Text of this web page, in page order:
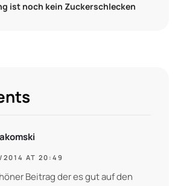
ist noch kein Zuckerschlecken
AT 20:49
Beitrag der es gut auf den